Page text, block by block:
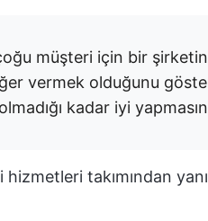
müşteri için bir
vermek olduğunu
kadar iyi
takımından